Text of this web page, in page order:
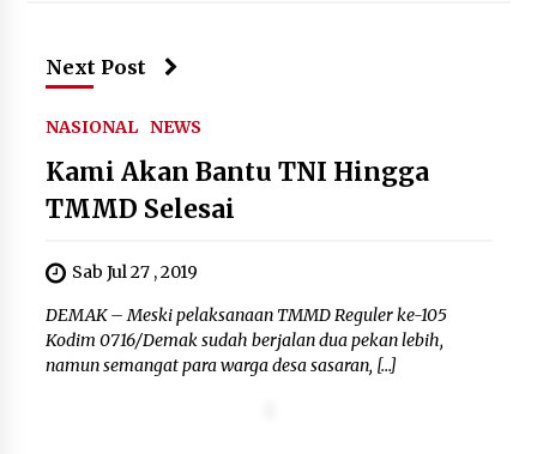
Kemenimipas Salurkan Bansos
Sembako kepada 81 Peserta
Pemeriksaan Katarak
Bupati Serang Ratu Zakiyah Puji
Kegigihan Nurhidayat Meski
Keterbatasan Fisik
Next Post
NASIONAL NEWS
Kami Akan Bantu TNI Hingga
TMMD Selesai
Sab Jul 27 , 2019
DEMAK – Meski pelaksanaan TMMD Reguler ke-105
Kodim 0716/Demak sudah berjalan dua pekan lebih,
namun semangat para warga desa sasaran, […]